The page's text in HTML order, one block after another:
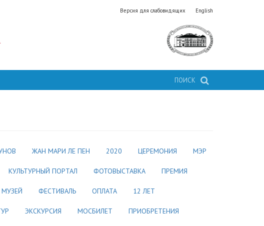
Версия для слабовидящих English
ПОИСК
ЖАН МАРИ ЛЕ ПЕН 2020 ЦЕРЕМОНИЯ МЭР
КУЛЬТУРНЫЙ ПОРТАЛ ФОТОВЫСТАВКА ПРЕМИЯ
МУЗЕЙ ФЕСТИВАЛЬ ОПЛАТА 12 ЛЕТ
ЭКСКУРСИЯ МОСБИЛЕТ ПРИОБРЕТЕНИЯ